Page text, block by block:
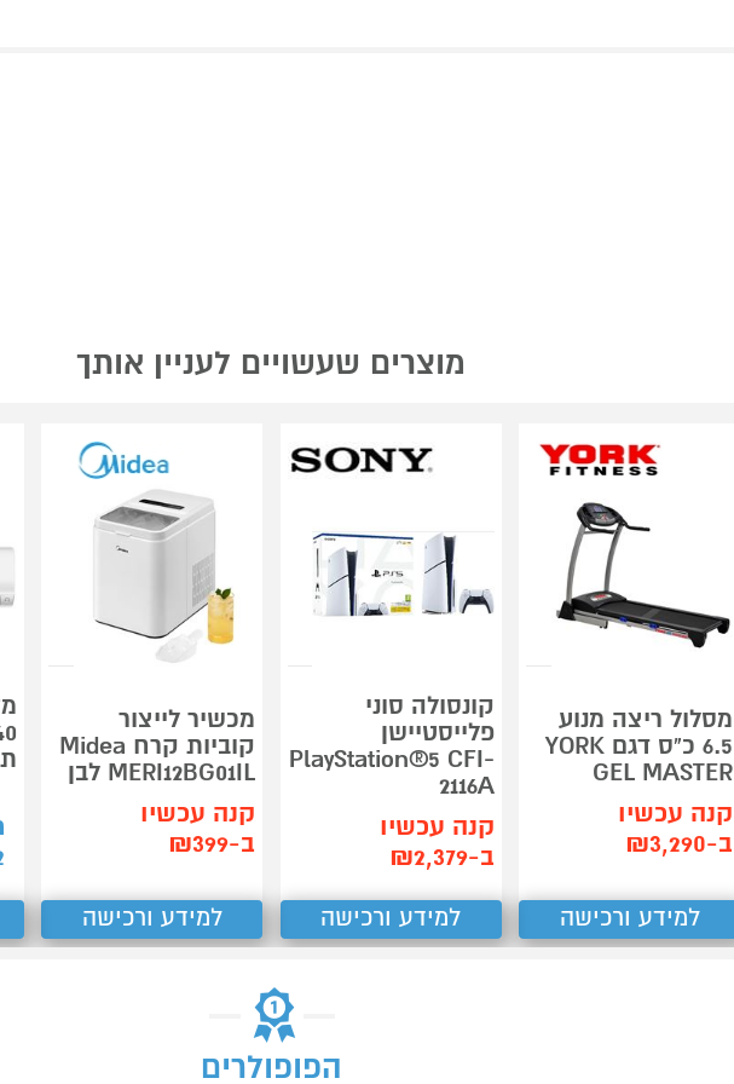
מוצרים שעשויים לעניין אותך
מסלול ריצה מנוע
6.5 כ"ס דגם YORK
GEL MASTER
קנה עכשיו
ב-₪3,290
למידע ורכישה
קונסולה סוני
פלייסטיישן
PlayStation®5 CFI-
2116A
קנה עכשיו
ב-₪2,379
למידע ורכישה
מכשיר לייצור
קוביות קרח Midea
MERI12BG01IL לבן
קנה עכשיו
ב-₪399
למידע ורכישה
הפופולרים